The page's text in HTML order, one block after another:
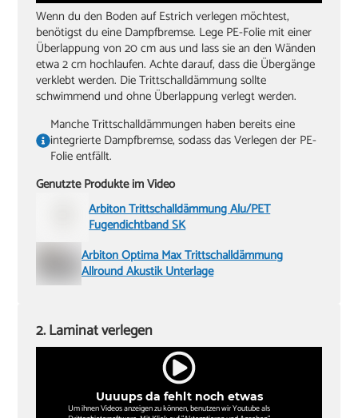
Wenn du den Boden auf Estrich verlegen möchtest,
benötigst du eine Dampfbremse. Lege PE-Folie mit einer
Überlappung von 20 cm aus und lass sie an den Wänden
etwa 2 cm hochlaufen. Achte darauf, dass die Übergänge
verklebt werden. Die Trittschalldämmung sollte
schwimmend und ohne Überlappung verlegt werden.
Manche Trittschalldämmungen haben bereits eine
integrierte Dampfbremse, sodass das Verlegen der PE-
Folie entfällt.
Genutzte Produkte im Video
Arbiton Trittschalldämmung Alu/PET
Fugendichtband SK
Arbiton Optima Max Trittschalldämmung
Allround Akustik Unterlage
Uuuups da fehlt noch etwas
Um ihnen Videos anzeigen zu können, benutzen wir Youtube als
2. Laminat verlegen